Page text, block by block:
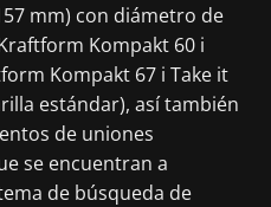
mm) con diámetro de
Kompakt 60 i
Kompakt 67 i Take it
estándar), así también
de uniones
se encuentran a
de búsqueda de